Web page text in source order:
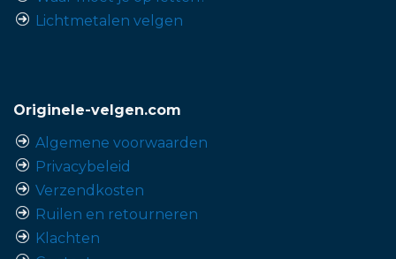
Lichtmetalen velgen
Originele-velgen.com
Algemene voorwaarden
Privacybeleid
Verzendkosten
Ruilen en retourneren
Klachten